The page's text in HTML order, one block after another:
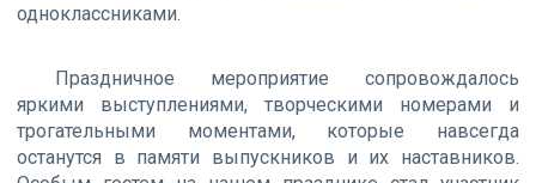
одноклассниками.
Праздничное мероприятие сопровождалось
яркими выступлениями, творческими номерами и
трогательными моментами, которые навсегда
останутся в памяти выпускников и их наставников.